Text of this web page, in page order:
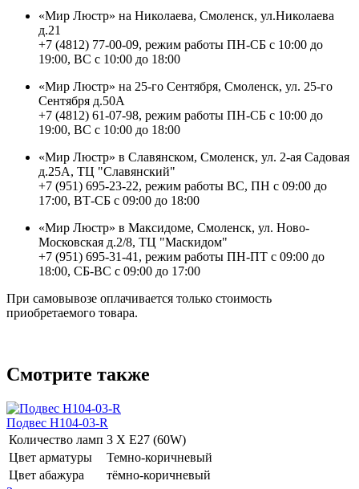
«Мир Люстр» на Николаева, Смоленск, ул.Николаева
д.21
+7 (4812) 77-00-09, режим работы ПН-СБ с 10:00 до
19:00, ВС с 10:00 до 18:00
«Мир Люстр» на 25-го Сентября, Смоленск, ул. 25-го
Сентября д.50А
+7 (4812) 61-07-98, режим работы ПН-СБ с 10:00 до
19:00, ВС с 10:00 до 18:00
«Мир Люстр» в Славянском, Смоленск, ул. 2-ая Садовая
д.25А, ТЦ "Славянский"
+7 (951) 695-23-22, режим работы ВС, ПН с 09:00 до
17:00, ВТ-СБ с 09:00 до 18:00
«Мир Люстр» в Максидоме, Смоленск, ул. Ново-
Московская д.2/8, ТЦ "Маскидом"
+7 (951) 695-31-41, режим работы ПН-ПТ с 09:00 до
18:00, СБ-ВС с 09:00 до 17:00
При самовывозе оплачивается только стоимость
приобретаемого товара.
Смотрите также
Подвес H104-03-R
Количество ламп 3 Х E27 (60W)
Цвет арматуры
Темно-коричневый
Цвет абажура
тёмно-коричневый